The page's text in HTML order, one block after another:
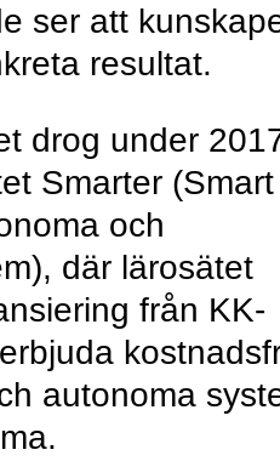
ser att
resultat.
drog under
Smarter (Smart
och
där lärosätet
från KK-
autonoma